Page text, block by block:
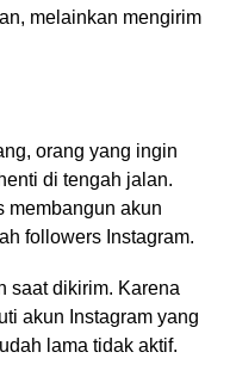
melainkan mengirim
orang yang ingin
di tengah jalan.
membangun akun
followers Instagram.
saat dikirim. Karena
akun Instagram yang
lama tidak aktif.